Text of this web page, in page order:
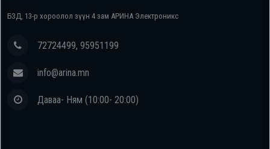
БЗД, 13-р хороолол зүүн 4 зам АРИНА Электроникс
72724499, 95951199
info@arina.mn
Даваа- Ням (10:00- 20:00)